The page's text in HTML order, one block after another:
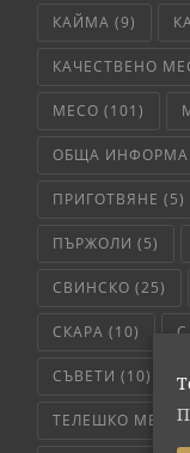
КАЙМА (9)
КАЧЕСТВЕНО
МЕСО (101)
ОБЩА
ПРИГОТВЯНЕ (5)
ПЪРЖОЛИ (5)
СВИНСКО (25)
СКАРА (10)
СЪВЕТИ (10)
ТЕЛЕШКО МЕСО